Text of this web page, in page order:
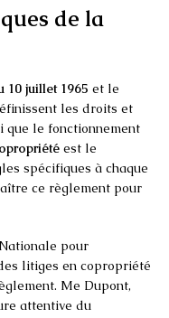
de la
10 juillet 1965 et le
les droits et
que le fonctionnement
est le
spécifiques à chaque
ce règlement pour
pour
litiges en copropriété
Me Dupont,
attentive du